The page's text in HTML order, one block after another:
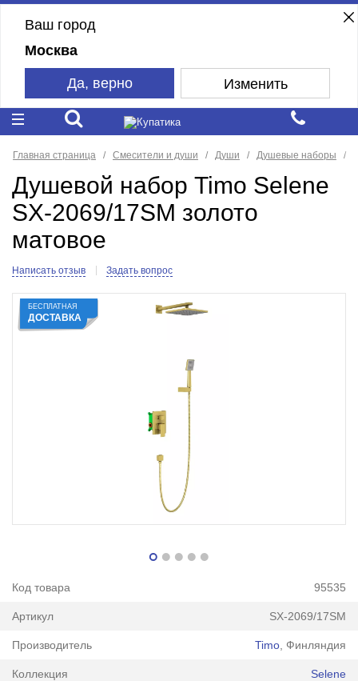
Ваш город
Москва
Да, верно Изменить
Главная страница Смесители и души Души Душевые наборы
Душевой набор Timo Selene
SX-2069/17SM золото
матовое
Написать отзыв Задать вопрос
БЕСПЛАТНАЯ
ДОСТАВКА
Код товара 95535
Артикул SX-2069/17SM
Производитель Timo , Финляндия
Коллекция Selene